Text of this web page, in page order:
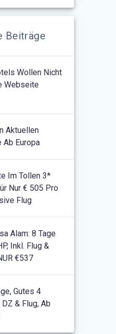
Beiträge
Wollen Nicht
Webseite
Aktuellen
Ab Europa
Im Tollen 3*
Nur € 505 Pro
Flug
Alam: 8 Tage
Inkl. Flug &
€537
Gutes 4
& Flug, Ab